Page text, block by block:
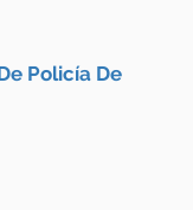
Policía De